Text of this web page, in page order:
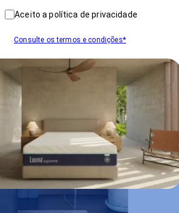
Aceito a política de privacidade
Consulte os termos e condições*